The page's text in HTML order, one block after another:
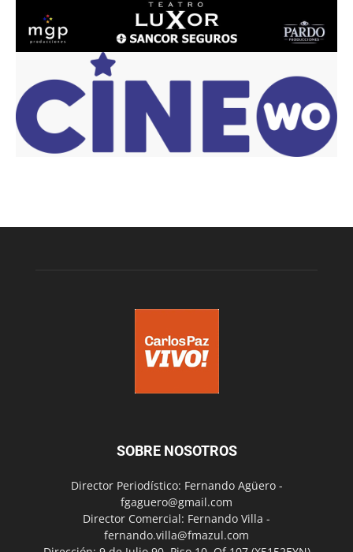
SOBRE NOSOTROS
Director Periodístico: Fernando Agüero -
fgaguero@gmail.com
Director Comercial: Fernando Villa -
fernando.villa@fmazul.com